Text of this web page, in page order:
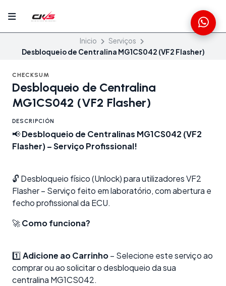
Inicio
Serviços
Desbloqueio de Centralina MG1CS042 (VF2 Flasher)
CHECKSUM
Desbloqueio de Centralina
MG1CS042 (VF2 Flasher)
DESCRIPCIÓN
📢Desbloqueio de Centralinas MG1CS042 (VF2
Flasher) – Serviço Profissional!
🔓 Desbloqueio físico (Unlock) para utilizadores VF2
Flasher – Serviço feito em laboratório, com abertura e
fecho profissional da ECU.
🚀Como funciona?
1️⃣Adicione ao Carrinho– Selecione este serviço ao
comprar ou ao solicitar o desbloqueio da sua
centralina MG1CS042.